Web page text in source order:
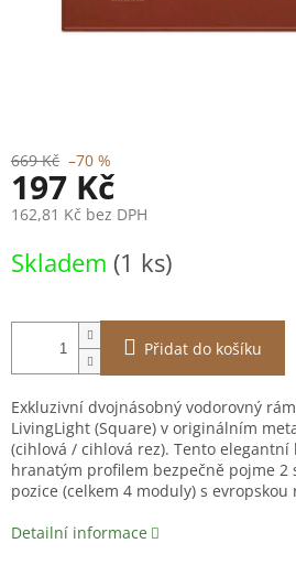
669 Kč –70 %
197 Kč
162,81 Kč bez DPH
cena:
Skladem (1 ks)
Přidat do košíku
Exkluzivní dvojnásobný vodorovný
LivingLight (Square) v originálním
(cihlová / cihlová rez). Tento elegantní
hranatým profilem bezpečně pojme 2
pozice (celkem 4 moduly) s evropskou
Detailní informace